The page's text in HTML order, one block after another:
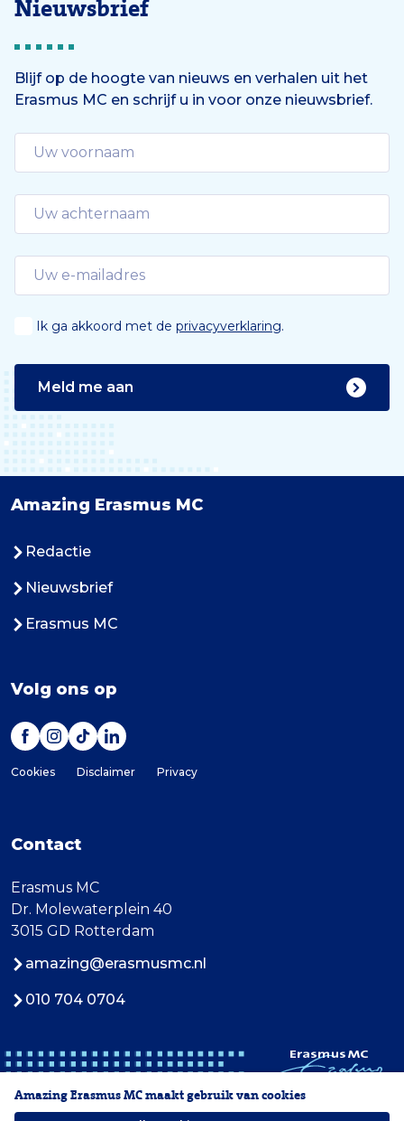
Nieuwsbrief
Blijf op de hoogte van nieuws en verhalen uit het
Erasmus MC en schrijf u in voor onze nieuwsbrief.
Ik ga akkoord met de privacyverklaring.
Meld me aan
Amazing Erasmus MC
Redactie
Nieuwsbrief
Erasmus MC
Volg ons op
Cookies Disclaimer Privacy
Contact
Erasmus MC
Dr. Molewaterplein 40
3015 GD Rotterdam
amazing@erasmusmc.nl
010 704 0704
Amazing Erasmus MC maakt gebruik van cookies